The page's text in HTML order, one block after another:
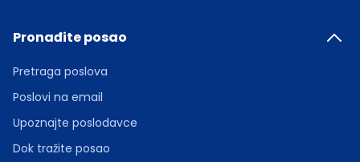
Pronađite posao
Pretraga poslova
Poslovi na email
Upoznajte poslodavce
Dok tražite posao